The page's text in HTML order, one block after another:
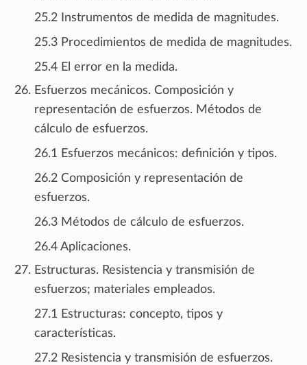
25.2 Instrumentos de medida de magnitudes.
25.3 Procedimientos de medida de magnitudes.
25.4 El error en la medida.
Esfuerzos mecánicos. Composición y
representación de esfuerzos. Métodos de
cálculo de esfuerzos.
26.1 Esfuerzos mecánicos: definición y tipos.
26.2 Composición y representación de
esfuerzos.
26.3 Métodos de cálculo de esfuerzos.
26.4 Aplicaciones.
Estructuras. Resistencia y transmisión de
esfuerzos; materiales empleados.
27.1 Estructuras: concepto, tipos y
características.
27.2 Resistencia y transmisión de esfuerzos.